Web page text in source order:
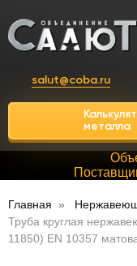
salut@coba.ru
металла
Главная
Труба круглая
11850) EN 10357